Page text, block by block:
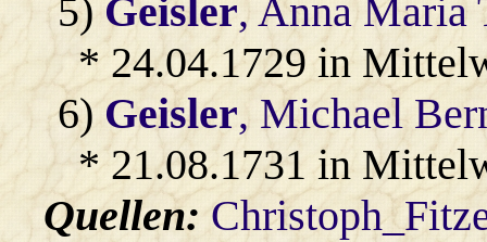
5) Geisler, Anna Maria
* 24.04.1729 in
6)Geisler, Michael
* 21.08.1731 in
Quellen: